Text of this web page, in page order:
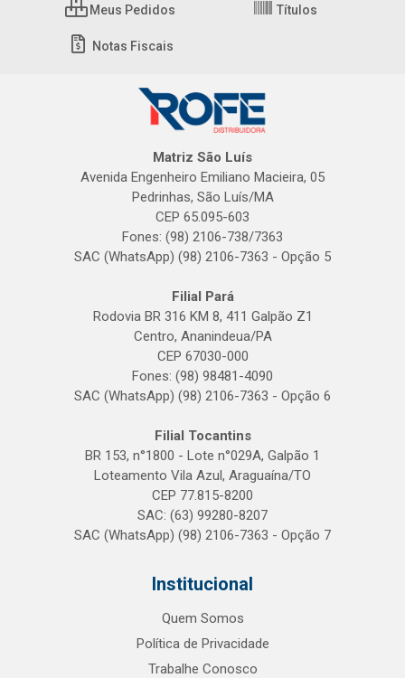
Meus Pedidos Títulos
Notas Fiscais
Matriz São Luís
Avenida Engenheiro Emiliano Macieira, 05
Pedrinhas, São Luís/MA
CEP 65.095-603
Fones: (98) 2106-738/7363
SAC (WhatsApp) (98) 2106-7363 - Opção 5
Filial Pará
Rodovia BR 316 KM 8, 411 Galpão Z1
Centro, Ananindeua/PA
CEP 67030-000
Fones: (98) 98481-4090
SAC (WhatsApp) (98) 2106-7363 - Opção 6
Filial Tocantins
BR 153, n°1800 - Lote n°029A, Galpão 1
Loteamento Vila Azul, Araguaína/TO
CEP 77.815-8200
SAC: (63) 99280-8207
SAC (WhatsApp) (98) 2106-7363 - Opção 7
Institucional
Quem Somos
Política de Privacidade
Trabalhe Conosco